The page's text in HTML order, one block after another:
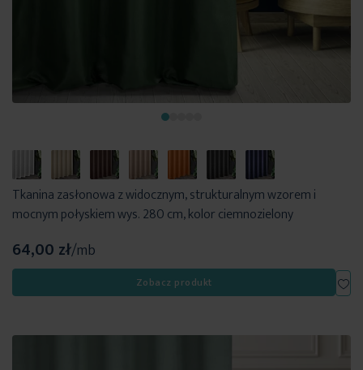
Tkanina zasłonowa z widocznym, strukturalnym wzorem i
mocnym połyskiem wys. 280 cm, kolor ciemnozielony
64,00 zł/mb
Zobacz produkt